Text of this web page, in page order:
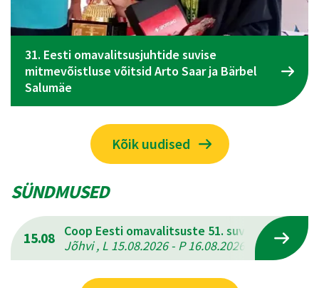
Spordiliidu Jõud üldkogu koosolek toimub
Kõik uudised
SÜNDMUSED
15.08
Coop Eesti omavalitsuste 51. suvemängud
Jõhvi , L 15.08.2026 - P 16.08.2026